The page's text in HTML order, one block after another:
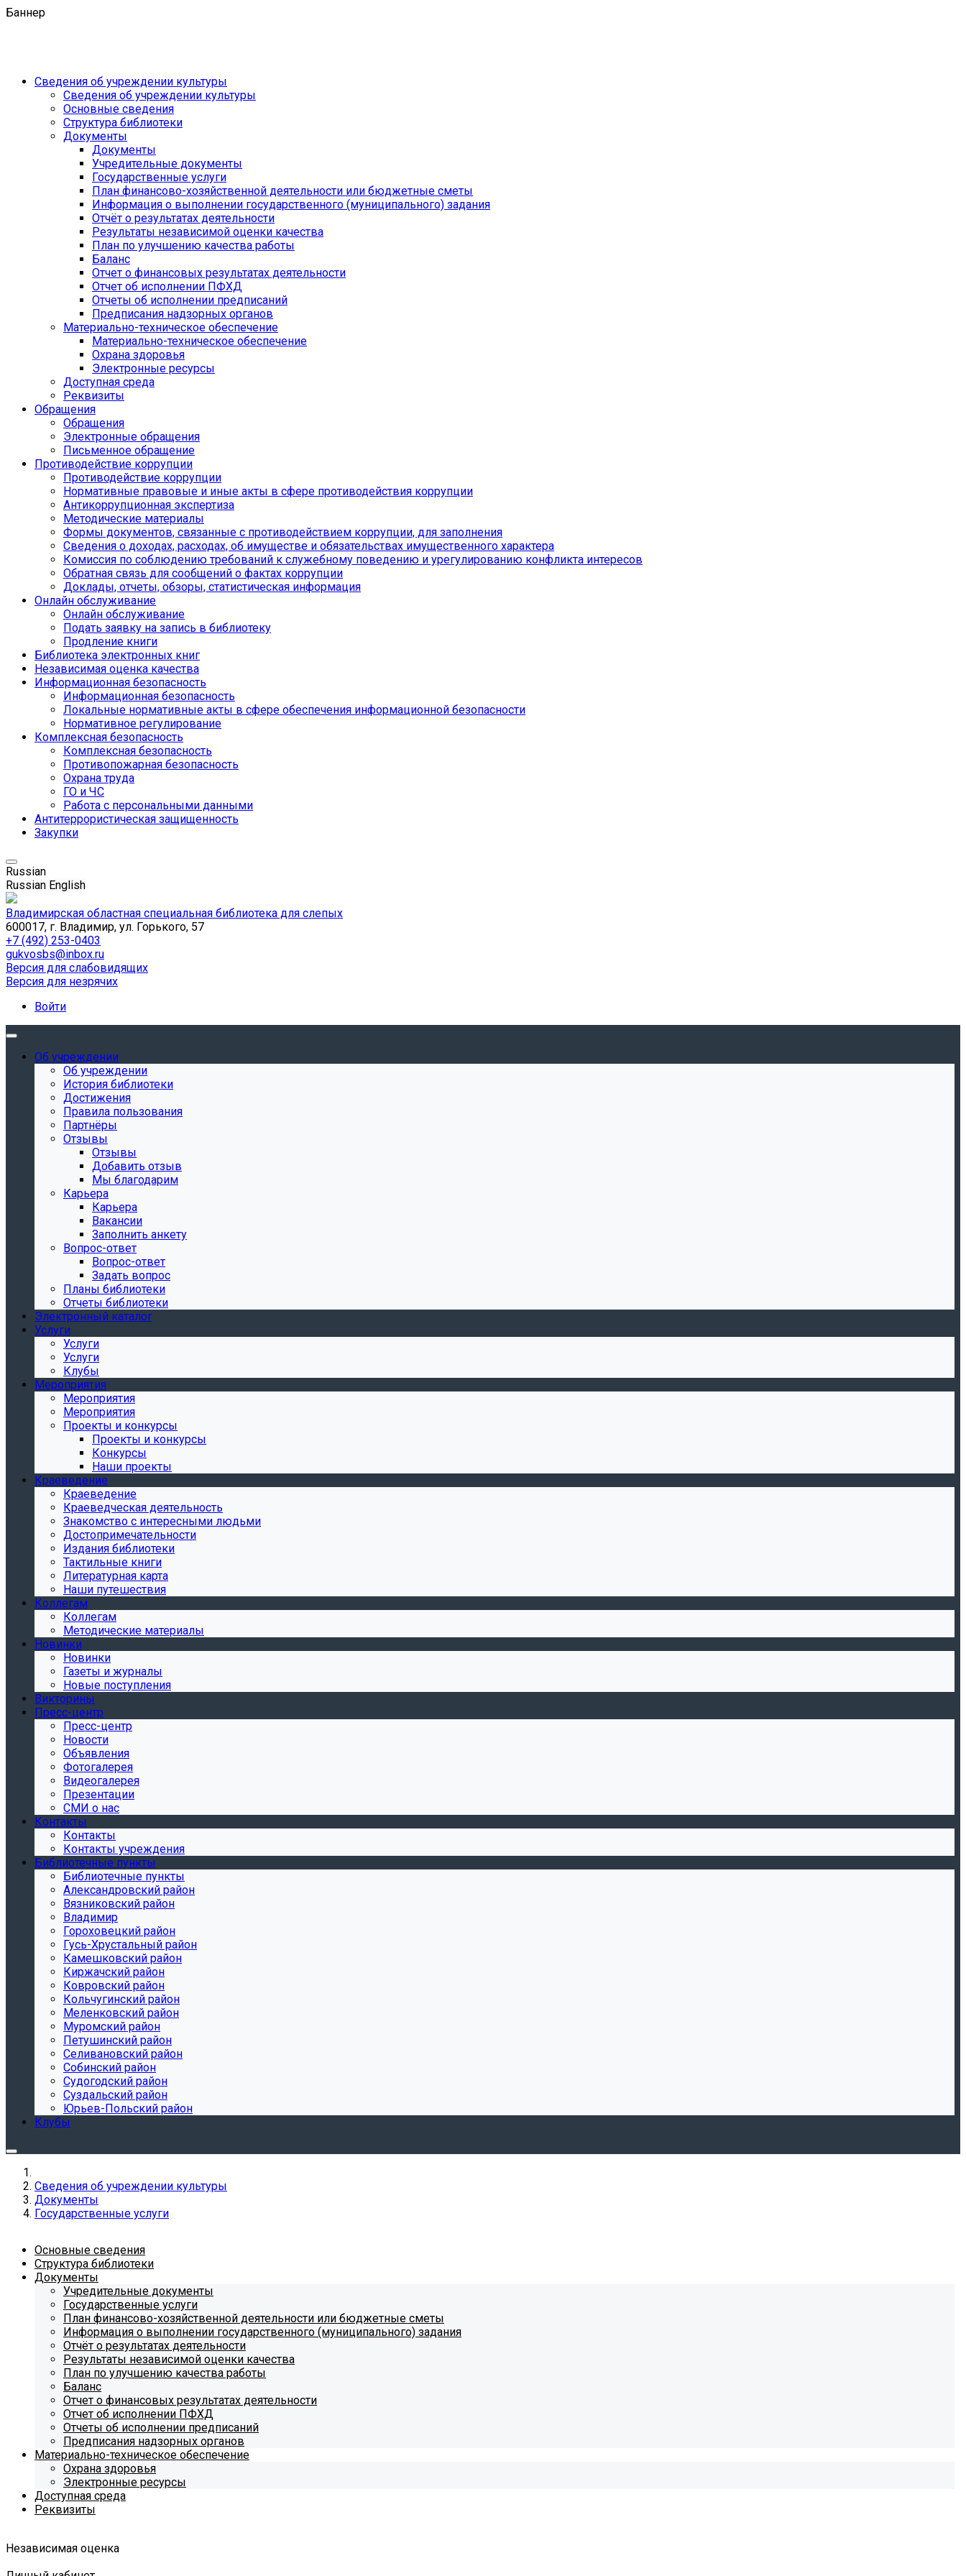
Баннер
Сведения об учреждении культуры
Сведения об учреждении культуры
Основные сведения
Структура библиотеки
Документы
Документы
Учредительные документы
Государственные услуги
План финансово-хозяйственной деятельности или бюджетные сметы
Информация о выполнении государственного (муниципального) задания
Отчёт о результатах деятельности
Результаты независимой оценки качества
План по улучшению качества работы
Баланс
Отчет о финансовых результатах деятельности
Отчет об исполнении ПФХД
Отчеты об исполнении предписаний
Предписания надзорных органов
Материально-техническое обеспечение
Материально-техническое обеспечение
Охрана здоровья
Электронные ресурсы
Доступная среда
Реквизиты
Обращения
Обращения
Электронные обращения
Письменное обращение
Противодействие коррупции
Противодействие коррупции
Нормативные правовые и иные акты в сфере противодействия коррупции
Антикоррупционная экспертиза
Методические материалы
Формы документов, связанные с противодействием коррупции, для заполнения
Сведения о доходах, расходах, об имуществе и обязательствах имущественного характера
Комиссия по соблюдению требований к служебному поведению и урегулированию конфликта интересов
Обратная связь для сообщений о фактах коррупции
Доклады, отчеты, обзоры, статистическая информация
Онлайн обслуживание
Онлайн обслуживание
Подать заявку на запись в библиотеку
Продление книги
Библиотека электронных книг
Независимая оценка качества
Информационная безопасность
Информационная безопасность
Локальные нормативные акты в сфере обеспечения информационной безопасности
Нормативное регулирование
Комплексная безопасность
Комплексная безопасность
Противопожарная безопасность
Охрана труда
ГО и ЧС
Работа с персональными данными
Антитеррористическая защищенность
Закупки
Russian
Russian English
Владимирская областная специальная библиотека для слепых
600017, г. Владимир, ул. Горького, 57
+7 (492) 253-0403
gukvosbs@inbox.ru
Версия для слабовидящих
Версия для незрячих
Войти
Об учреждении
Об учреждении
История библиотеки
Достижения
Правила пользования
Партнёры
Отзывы
Отзывы
Добавить отзыв
Мы благодарим
Карьера
Карьера
Вакансии
Заполнить анкету
Вопрос-ответ
Вопрос-ответ
Задать вопрос
Планы библиотеки
Отчеты библиотеки
Электронный каталог
Услуги
Услуги
Услуги
Клубы
Мероприятия
Мероприятия
Мероприятия
Проекты и конкурсы
Проекты и конкурсы
Конкурсы
Наши проекты
Краеведение
Краеведение
Краеведческая деятельность
Знакомство с интересными людьми
Достопримечательности
Издания библиотеки
Тактильные книги
Литературная карта
Наши путешествия
Коллегам
Коллегам
Методические материалы
Новинки
Новинки
Газеты и журналы
Новые поступления
Викторины
Пресс-центр
Пресс-центр
Новости
Объявления
Фотогалерея
Видеогалерея
Презентации
СМИ о нас
Контакты
Контакты
Контакты учреждения
Библиотечные пункты
Библиотечные пункты
Александровский район
Вязниковский район
Владимир
Гороховецкий район
Гусь-Хрустальный район
Камешковский район
Киржачский район
Ковровский район
Кольчугинский район
Меленковский район
Муромский район
Петушинский район
Селивановский район
Собинский район
Судогодский район
Суздальский район
Юрьев-Польский район
Клубы
Сведения об учреждении культуры
Документы
Государственные услуги
Основные сведения
Структура библиотеки
Документы
Учредительные документы
Государственные услуги
План финансово-хозяйственной деятельности или бюджетные сметы
Информация о выполнении государственного (муниципального) задания
Отчёт о результатах деятельности
Результаты независимой оценки качества
План по улучшению качества работы
Баланс
Отчет о финансовых результатах деятельности
Отчет об исполнении ПФХД
Отчеты об исполнении предписаний
Предписания надзорных органов
Материально-техническое обеспечение
Охрана здоровья
Электронные ресурсы
Доступная среда
Реквизиты
Независимая оценка